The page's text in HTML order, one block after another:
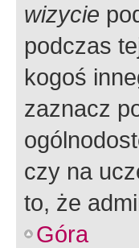
wizycie
podczas
kogoś
zaznacz
czy na
to, że
Góra